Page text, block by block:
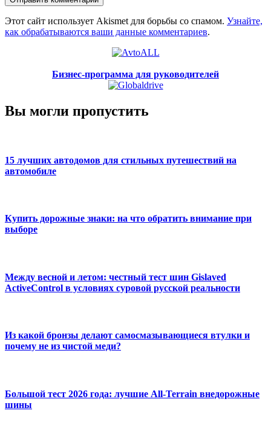
Этот сайт использует Akismet для борьбы со спамом. Узнайте,
как обрабатываются ваши данные комментариев.
Бизнес-программа для руководителей
Вы могли пропустить
15 лучших автодомов для стильных путешествий на
автомобиле
Купить дорожные знаки: на что обратить внимание при
выборе
Между весной и летом: честный тест шин Gislaved
ActiveControl в условиях суровой русской реальности
Из какой бронзы делают самосмазывающиеся втулки и
почему не из чистой меди?
Большой тест 2026 года: лучшие All-Terrain внедорожные
шины